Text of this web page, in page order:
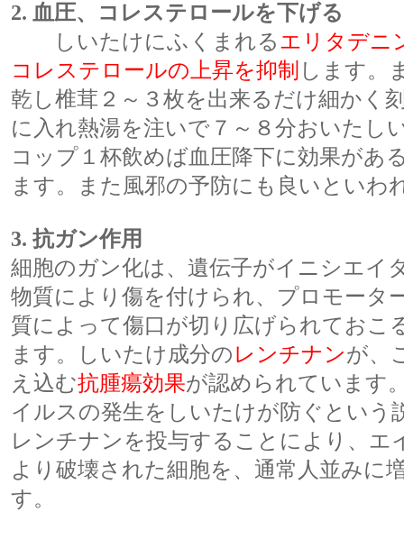
2. 血圧、コレステロールを下げる
しいたけにふくまれるエリタデニ
コレステロールの上昇を抑制 します。
乾し椎茸２～３枚を出来るだけ細かく
に入れ熱湯を注いで７～８分おいたし
コップ１杯飲めば血圧降下に効果があ
ます。また風邪の予防にも良いといわ
3. 抗ガン作用
細胞のガン化は、遺伝子がイニシエイ
物質により傷を付けられ、プロモータ
質によって傷口が切り広げられておこ
ます。しいたけ成分のレンチナンが、
え込む抗腫瘍効果が認められています
イルスの発生をしいたけが防ぐという
レンチナンを投与することにより、エ
より破壊された細胞を、通常人並みに
す。